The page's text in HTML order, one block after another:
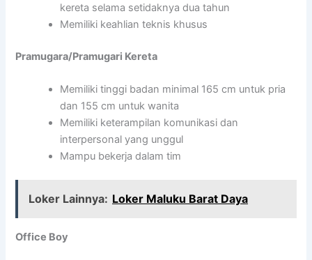
kereta selama setidaknya dua tahun
Memiliki keahlian teknis khusus
Pramugara/Pramugari Kereta
Memiliki tinggi badan minimal 165 cm untuk pria
dan 155 cm untuk wanita
Memiliki keterampilan komunikasi dan
interpersonal yang unggul
Mampu bekerja dalam tim
Loker Lainnya: Loker Maluku Barat Daya
Office Boy